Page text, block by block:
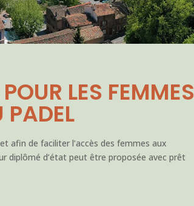
LES FEMMES
afin de faciliter l’accès des femmes aux
diplômé d’état peut être proposée avec prêt